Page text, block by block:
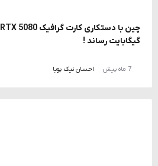
گیگابایت رساند !
7 ماه پیش احسان نیک پویا